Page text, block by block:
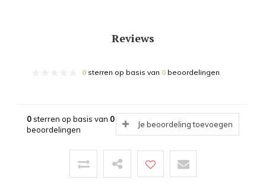
Reviews
0 sterren op basis van 0 beoordelingen
0sterren op basis van 0
beoordelingen
Je beoordeling toevoegen